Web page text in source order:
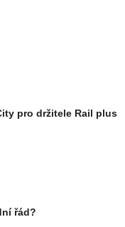
pro držitele Rail plus
řád?